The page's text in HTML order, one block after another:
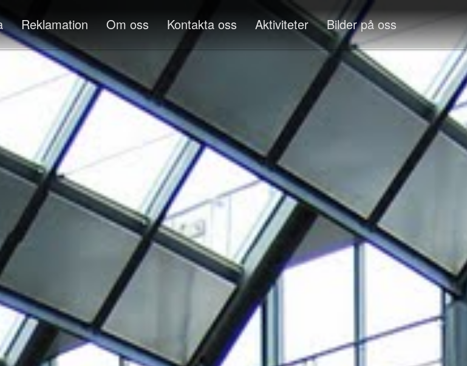
Reklamation Om oss Kontakta oss Aktiviteter Bilder på oss